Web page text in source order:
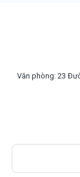
Văn phòng: 23